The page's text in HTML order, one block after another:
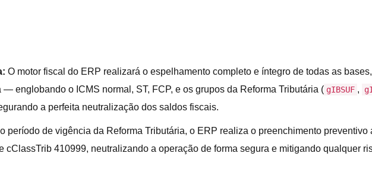
O motor fiscal do ERP realizará o espelhamento completo e íntegro de todas as
englobando o ICMS normal, ST, FCP, e os grupos da Reforma Tributária ( gIBSUF ,
a perfeita neutralização dos saldos fiscais.
período de vigência da Reforma Tributária, o ERP realiza o preenchimento preventivo
cClassTrib 410999, neutralizando a operação de forma segura e mitigando qualquer